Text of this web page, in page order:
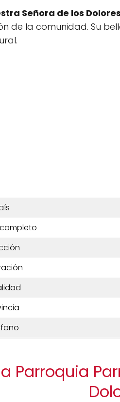
Señora de los Dolores
de la comunidad. Su
Parroquia